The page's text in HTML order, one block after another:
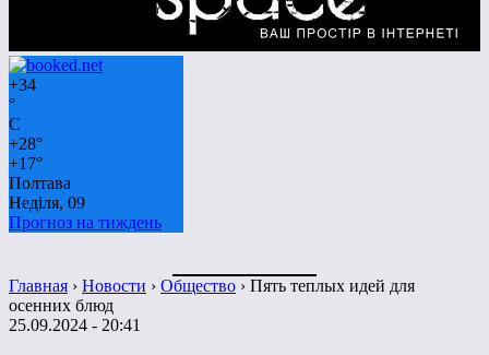
+34
°
C
+28°
+17°
Полтава
Неділя, 09
Прогноз на тиждень
Главная › Новости › Общество › Пять теплых идей для
осенних блюд
25.09.2024 - 20:41